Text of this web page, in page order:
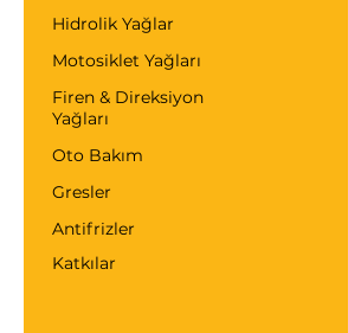
Hidrolik Yağlar
Motosiklet Yağları
Firen & Direksiyon
Yağları
Oto Bakım
Gresler
Antifrizler
Katkılar